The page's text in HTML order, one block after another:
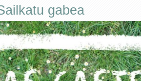
gabea